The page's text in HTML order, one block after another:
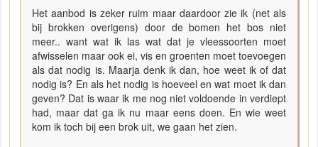
Het aanbod is zeker ruim maar daardoor zie ik (net als
bij brokken overigens) door de bomen het bos niet
meer.. want wat ik las wat dat je vleessoorten moet
afwisselen maar ook ei, vis en groenten moet toevoegen
als dat nodig is. Maarja denk ik dan, hoe weet ik of dat
nodig is? En als het nodig is hoeveel en wat moet ik dan
geven? Dat is waar ik me nog niet voldoende in verdiept
had, maar dat ga ik nu maar eens doen. En wie weet
kom ik toch bij een brok uit, we gaan het zien.